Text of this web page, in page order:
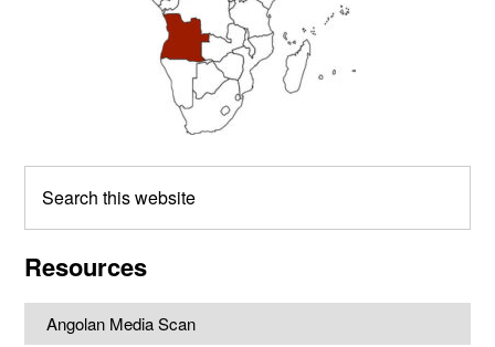
this
Resources
Angolan Media Scan